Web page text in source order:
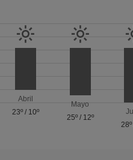
Abril
23º / 10º
Mayo
25º/ 12º
28º